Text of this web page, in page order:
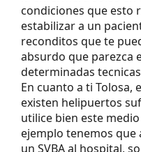
condiciones que esto
estabilizar a un
reconditos que te
absurdo que parezca
determinadas
En cuanto a ti Tolosa,
existen helipuertos
utilice bien este
ejemplo tenemos
un SVBA al hospital,